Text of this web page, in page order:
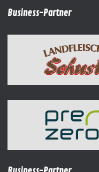
Business-Partner